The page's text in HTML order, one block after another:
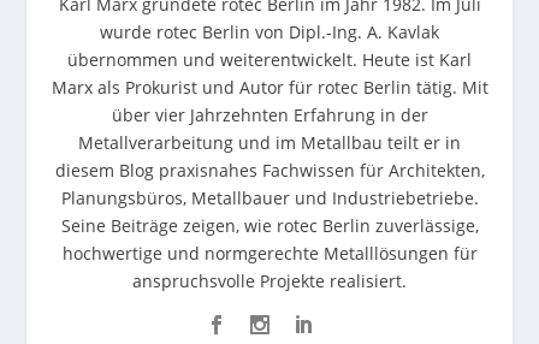
wurde rotec Berlin von Dipl.-Ing. A. Kavlak
übernommen und weiterentwickelt. Heute ist Karl
Marx als Prokurist und Autor für rotec Berlin tätig. Mit
über vier Jahrzehnten Erfahrung in der
Metallverarbeitung und im Metallbau teilt er in
diesem Blog praxisnahes Fachwissen für Architekten,
Planungsbüros, Metallbauer und Industriebetriebe.
Seine Beiträge zeigen, wie rotec Berlin zuverlässige,
hochwertige und normgerechte Metalllösungen für
anspruchsvolle Projekte realisiert.